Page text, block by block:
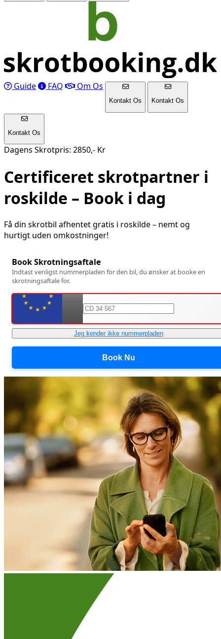
Guide FAQ Om Os
Kontakt Os Kontakt Os
Kontakt Os
Dagens Skrotpris: 2850,- Kr
Certificeret skrotpartner i
roskilde – Book i dag
Få din skrotbil afhentet gratis i roskilde– nemt og
hurtigt uden omkostninger!
Book Skrotningsaftale
Indtast venligst nummerpladen for den bil, du ønsker at booke en
skrotningsaftale for.
Jeg kender ikke nummerpladen
Book Nu